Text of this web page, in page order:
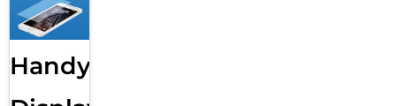
Handy